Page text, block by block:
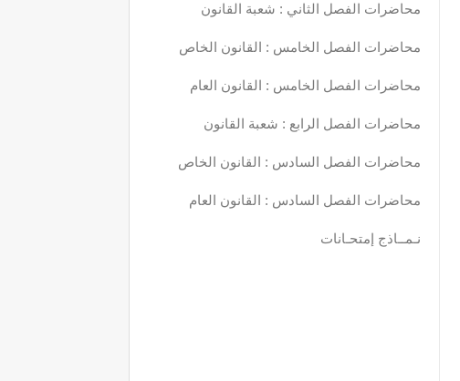
محاضرات الفصل الثاني : شعبة القانون
محاضرات الفصل الخامس : القانون الخاص
محاضرات الفصل الخامس : القانون العام
محاضرات الفصل الرابع : شعبة القانون
محاضرات الفصل السادس : القانون الخاص
محاضرات الفصل السادس : القانون العام
نـمــاذج إمتحـانات